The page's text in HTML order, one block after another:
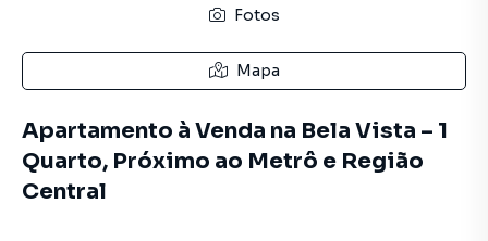
Fotos
Mapa
Apartamento à Venda na Bela Vista – 1
Quarto, Próximo ao Metrô e Região
Central